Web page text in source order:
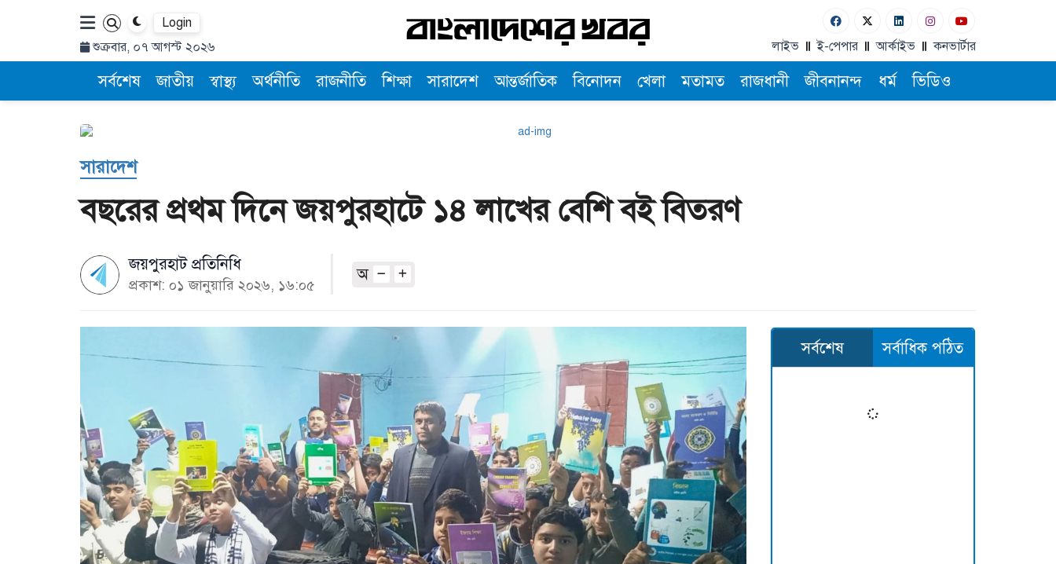
Login
শুক্রবার, ০৭ আগস্ট ২০২৬
লাইভ ই-পেপার আর্কাইভ কনভার্টার
সর্বশেষ জাতীয় স্বাস্থ্য অর্থনীতি রাজনীতি শিক্ষা সারাদেশ আন্তর্জাতিক বিনোদন খেলা মতামত রাজধানী জীবনানন্দ ধর্ম ভিডিও
সারাদেশ
বছরের প্রথম দিনে জয়পুরহাটে ১৪ লাখের বেশি বই বিতরণ
জয়পুরহাট প্রতিনিধি
প্রকাশ: ০১ জানুয়ারি ২০২৬, ১৬:০৫
অ
সর্বশেষ সর্বাধিক পঠিত